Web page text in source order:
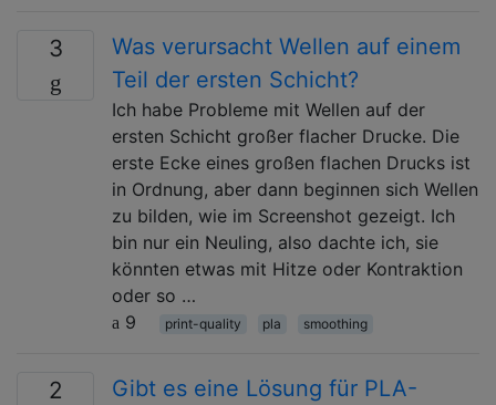
3
Was verursacht Wellen auf einem
Teil der ersten Schicht?
Ich habe Probleme mit Wellen auf der
ersten Schicht großer flacher Drucke. Die
erste Ecke eines großen flachen Drucks ist
in Ordnung, aber dann beginnen sich Wellen
zu bilden, wie im Screenshot gezeigt. Ich
bin nur ein Neuling, also dachte ich, sie
könnten etwas mit Hitze oder Kontraktion
oder so …
9
print-quality pla smoothing
2
Gibt es eine Lösung für PLA-